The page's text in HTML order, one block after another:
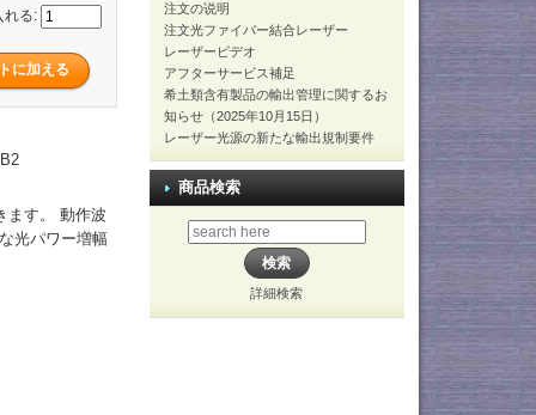
れる:
ます。 動作波
光パワー増幅
注文の说明
注文光ファイバー結合レーザー
レーザービデオ
アフターサービス補足
希土類含有製品の輸出管理に関するお
知らせ（2025年10月15日）
レーザー光源の新たな輸出規制要件
商品検索
詳細検索